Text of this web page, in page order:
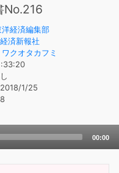
No.216
経済編集部
済新報社
ワクオタカフミ
2018/1/25
8
00:00